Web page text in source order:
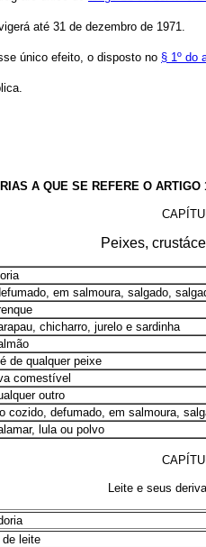
até 31 de dezembro de 1971.
único efeito, o disposto no § 1º do
A QUE SE REFERE O
Peixes,
em salmoura, salgado,
chicharro, jurelo e sardinha
de qualquer peixe
comestível
outro
cozido, defumado, em salmoura,
lula ou polvo
Leite e seus
de leite